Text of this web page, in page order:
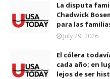
La disputa
Chadwick
para las
July 29, 2026
El cólera
cada año; en
lejos de ser